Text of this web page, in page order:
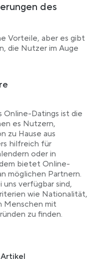
des
Vorteile, aber es gibt
die Nutzer im Auge
Online-Datings ist die
es Nutzern,
zu Hause aus
hilfreich für
oder in
bietet Online-
möglichen Partnern.
verfügbar sind,
wie Nationalität,
Menschen mit
zu finden.